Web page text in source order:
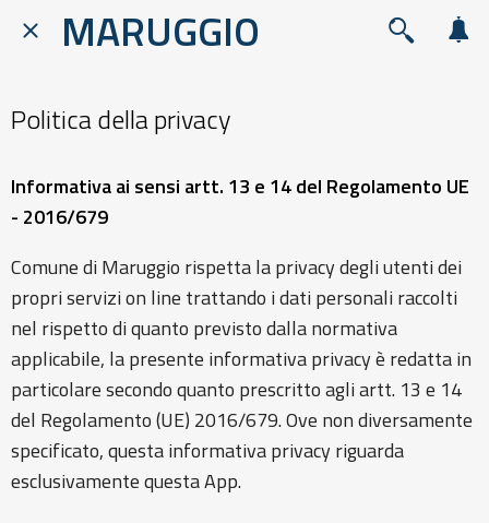
MARUGGIO
Politica della privacy
Informativa ai sensi artt. 13 e 14 del Regolamento UE
- 2016/679
Comune di Maruggio rispetta la privacy degli utenti dei
propri servizi on line trattando i dati personali raccolti
nel rispetto di quanto previsto dalla normativa
applicabile, la presente informativa privacy è redatta in
particolare secondo quanto prescritto agli artt. 13 e 14
del Regolamento (UE) 2016/679. Ove non diversamente
specificato, questa informativa privacy riguarda
esclusivamente questa App.